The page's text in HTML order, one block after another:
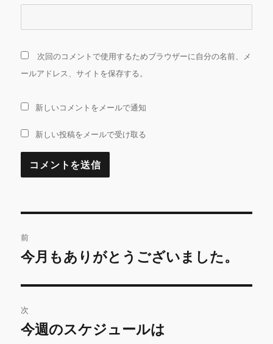
次回のコメントで使用するためブラウザーに自分の名前、メ
ールアドレス、サイトを保存する。
新しいコメントをメールで通知
新しい投稿をメールで受け取る
稿
ビ
ゲ
前
前
投
稿:
今月もありがとうございました。
次
次
今週のスケジュールは